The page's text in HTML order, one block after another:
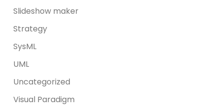
Slideshow maker
Strategy
SysML
UML
Uncategorized
Visual Paradigm